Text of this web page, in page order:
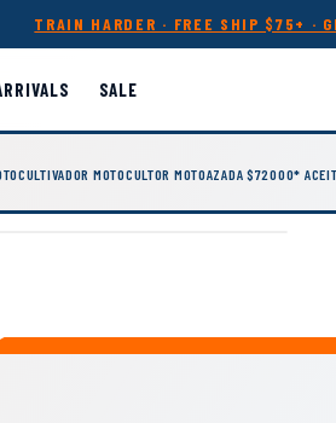
TRAIN HARDER · FREE SHIP $75+ ·
SALE
MOTOCULTOR MOTOAZADA $72000*